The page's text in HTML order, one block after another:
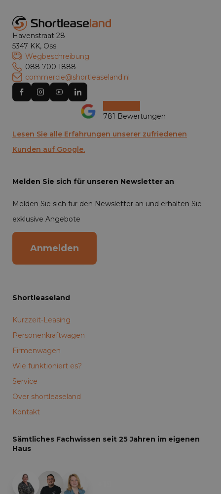
Havenstraat 28
5347 KK, Oss
Wegbeschreibung
088 700 1888
commercie@shortleaseland.nl
781 Bewertungen
Lesen Sie alle Erfahrungen unserer zufriedenen
Kunden auf Google.
Melden Sie sich für unseren Newsletter an
Melden Sie sich für den Newsletter an und erhalten Sie
exklusive Angebote
Anmelden
Shortleaseland
Kurzzeit-Leasing
Personenkraftwagen
Firmenwagen
Wie funktioniert es?
Service
Over shortleaseland
Kontakt
Sämtliches Fachwissen seit 25 Jahren im eigenen
Haus